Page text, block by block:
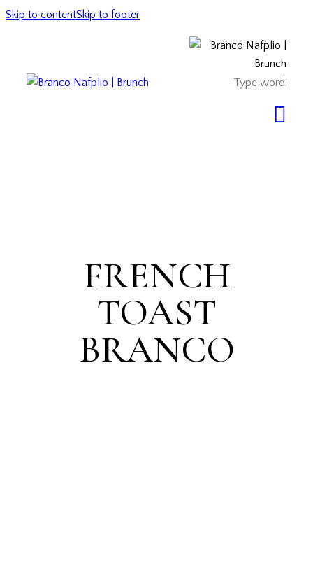
Skip to contentSkip to footer
FRENCH
TOAST
BRANCO